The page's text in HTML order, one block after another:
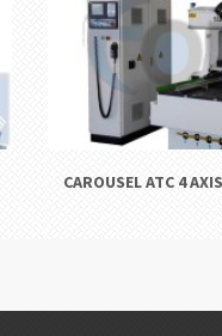
CAROUSEL ATC 4